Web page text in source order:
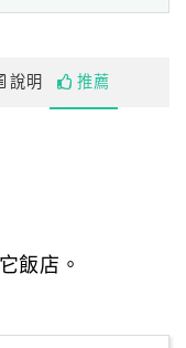
說明 推薦
飯店。